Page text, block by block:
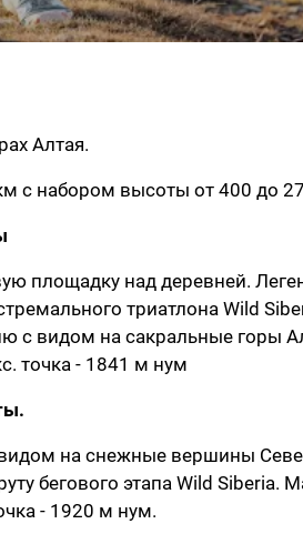
Алтая.
с набором высоты от 400 до
площадку над деревней.
триатлона Wild
с видом на сакральные горы
точка - 1841 м нум
.
на снежные вершины
бегового этапа Wild Siberia.
- 1920 м нум.